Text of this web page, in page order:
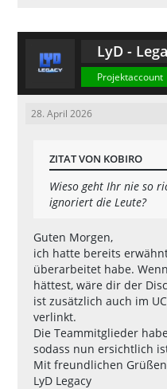
LyD -
Projektaccount
28. April 2026
ZITAT VON KOBIRO
Wieso geht Ihr nie so
ignoriert die Leute?
Guten Morgen,
ich hatte bereits
überarbeitet habe.
hättest, wäre dir der
ist zusätzlich auch im
verlinkt.
Die Teammitglieder
sodass nun ersichtlich
Mit freundlichen
LyD Legacy